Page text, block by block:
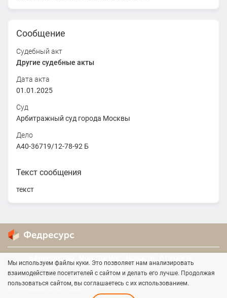
Сообщение
Судебный акт
Другие судебные акты
Дата акта
01.01.2025
Суд
Арбитражный суд города Москвы
Дело
А40-36719/12-78-92 Б
Текст сообщения
текст
БАНКРОТСТВО
ПОМОЩЬ
Мы используем файлы куки. Это позволяет нам анализировать
взаимодействие посетителей с сайтом и делать его лучше. Продолжая
пользоваться сайтом, вы соглашаетесь с их использованием.